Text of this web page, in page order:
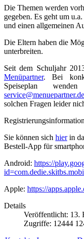
Die Themen werden
gegeben. Es geht um
und einen allgemeinen
Die Eltern haben die
unterbreiten.
Seit dem Schuljahr
Menüpartner. Bei
Speiseplan
service@menuepartner.de
solchen Fragen leider
Sie können sich hierin
Bestell-App für
Android: https://
Apple: https://
Details
Veröffentlicht: 13.
Zugriffe: 12444